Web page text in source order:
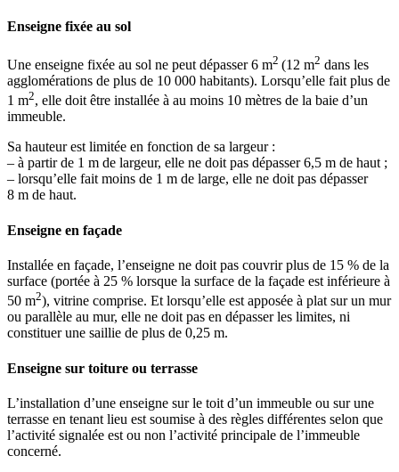
Enseigne fixée au sol
Une enseigne fixée au sol ne peut dépasser 6 m2 (12 m2 dans les
agglomérations de plus de 10 000 habitants). Lorsqu’elle fait plus de
1 m2, elle doit être installée à au moins 10 mètres de la baie d’un
immeuble.
Sa hauteur est limitée en fonction de sa largeur :
– à partir de 1 m de largeur, elle ne doit pas dépasser 6,5 m de haut ;
– lorsqu’elle fait moins de 1 m de large, elle ne doit pas dépasser
8 m de haut.
Enseigne en façade
Installée en façade, l’enseigne ne doit pas couvrir plus de 15 % de la
surface (portée à 25 % lorsque la surface de la façade est inférieure à
50 m2), vitrine comprise. Et lorsqu’elle est apposée à plat sur un mur
ou parallèle au mur, elle ne doit pas en dépasser les limites, ni
constituer une saillie de plus de 0,25 m.
Enseigne sur toiture ou terrasse
L’installation d’une enseigne sur le toit d’un immeuble ou sur une
terrasse en tenant lieu est soumise à des règles différentes selon que
l’activité signalée est ou non l’activité principale de l’immeuble
concerné.